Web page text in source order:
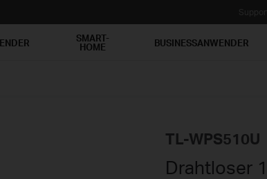
SMART-
HOME BUSINESSANWENDER
TL-WPS510U
Drahtloser